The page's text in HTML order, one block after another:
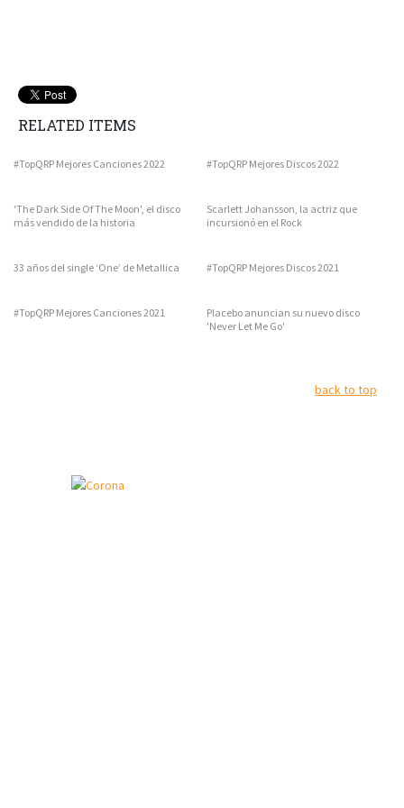
RELATED ITEMS
#TopQRP Mejores Canciones 2022 #TopQRP Mejores Discos 2022
'The Dark Side Of The Moon', el disco
más vendido de la historia
Scarlett Johansson, la actriz que
incursionó en el Rock
33 años del single ‘One’ de Metallica #TopQRP Mejores Discos 2021
#TopQRP Mejores Canciones 2021
Placebo anuncian su nuevo disco
'Never Let Me Go'
back to top